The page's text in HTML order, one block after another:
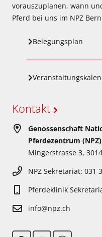
vorauszuplanen, wann
Pferd bei uns im NPZ
Belegungsplan
Kontakt
Genossenschaft
Pferdezentrum
Mingerstrasse 3,
NPZ Sekretariat: 031
Pferdeklinik
info@npz.ch